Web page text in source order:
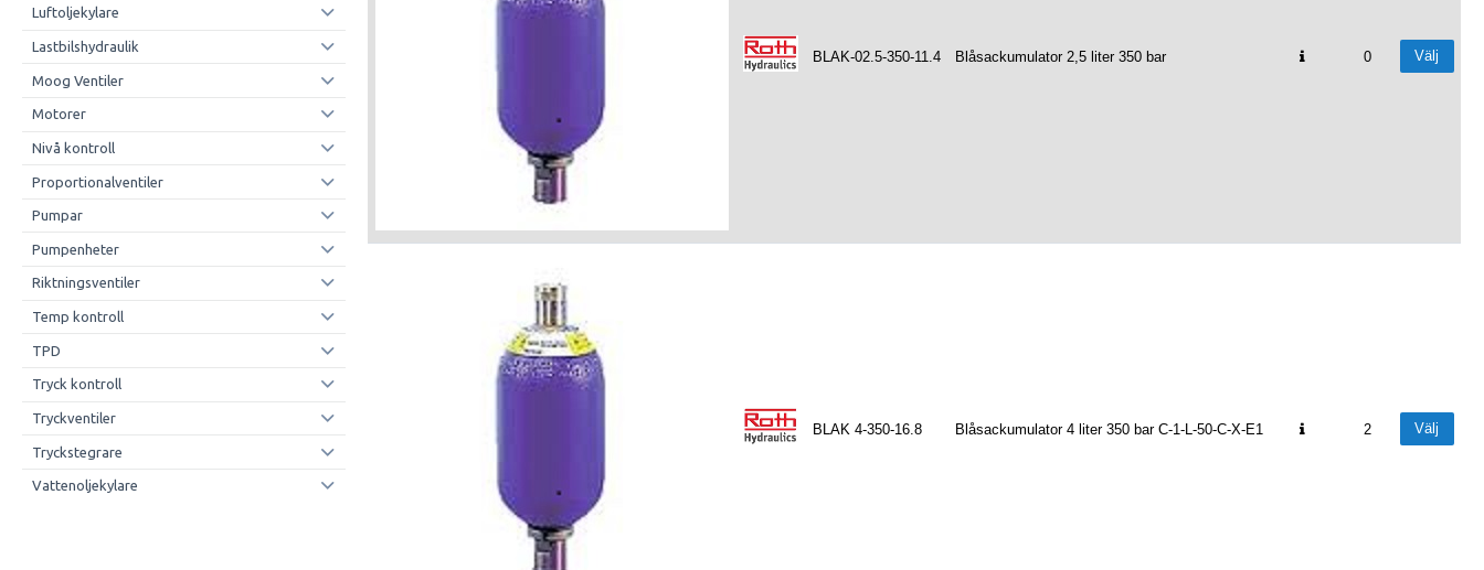
Luftoljekylare
Lastbilshydraulik
Moog Ventiler
Motorer
Nivå kontroll
Proportionalventiler
Pumpar
Pumpenheter
Riktningsventiler
Temp kontroll
TPD
Tryck kontroll
Tryckventiler
Tryckstegrare
Vattenoljekylare
BLAK-02.5-350-11.4 Blåsackumulator 2,5 liter 350 bar 0 Välj
BLAK 4-350-16.8 Blåsackumulator 4 liter 350 bar C-1-L-50-C-X-E1 2 Välj